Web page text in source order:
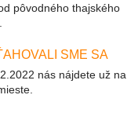
pôvodného thajského
SME SA
nás nájdete už na